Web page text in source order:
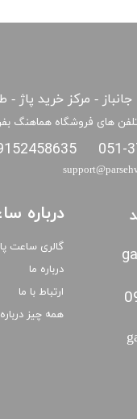
- مرکز خرید پاژ -
051-
های فروشگاه هماهنگ
درباره
گالری ساعت
درباره ما
ارتباط با ما
همه چیز